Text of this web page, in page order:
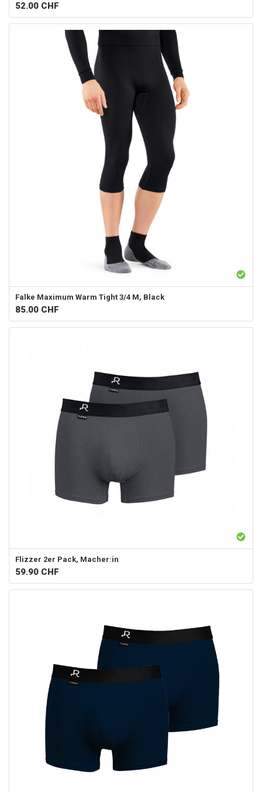
52.00 CHF
Falke Maximum Warm Tight 3/4 M, Black
85.00 CHF
Flizzer 2er Pack, Macher:in
59.90 CHF